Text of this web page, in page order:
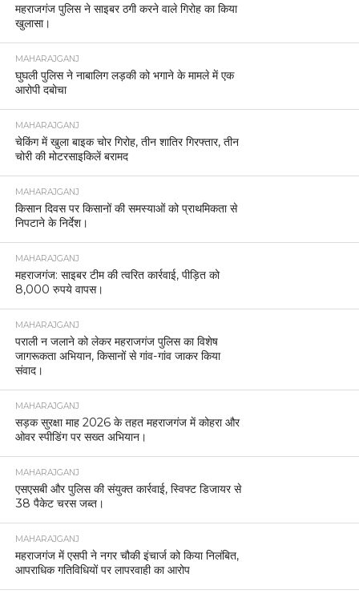
महराजगंज पुलिस ने साइबर ठगी करने वाले गिरोह का किया
खुलासा।
MAHARAJGANJ
घुघली पुलिस ने नाबालिग लड़की को भगाने के मामले में एक
आरोपी दबोचा
MAHARAJGANJ
चेकिंग में खुला बाइक चोर गिरोह, तीन शातिर गिरफ्तार, तीन
चोरी की मोटरसाइकिलें बरामद
MAHARAJGANJ
किसान दिवस पर किसानों की समस्याओं को प्राथमिकता से
निपटाने के निर्देश।
MAHARAJGANJ
महराजगंज: साइबर टीम की त्वरित कार्रवाई, पीड़ित को
8,000 रुपये वापस।
MAHARAJGANJ
पराली न जलाने को लेकर महराजगंज पुलिस का विशेष
जागरूकता अभियान, किसानों से गांव-गांव जाकर किया
संवाद।
MAHARAJGANJ
सड़क सुरक्षा माह 2026 के तहत महराजगंज में कोहरा और
ओवर स्पीडिंग पर सख्त अभियान।
MAHARAJGANJ
एसएसबी और पुलिस की संयुक्त कार्रवाई, स्विफ्ट डिजायर से
38 पैकेट चरस जब्त।
MAHARAJGANJ
महराजगंज में एसपी ने नगर चौकी इंचार्ज को किया निलंबित,
आपराधिक गतिविधियों पर लापरवाही का आरोप